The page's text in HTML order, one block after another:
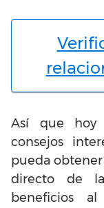
Así que hoy
consejos
pueda
directo de
beneficios